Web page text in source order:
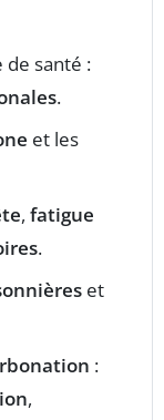
de santé :
.
et les
, fatigue
.
et
:
,